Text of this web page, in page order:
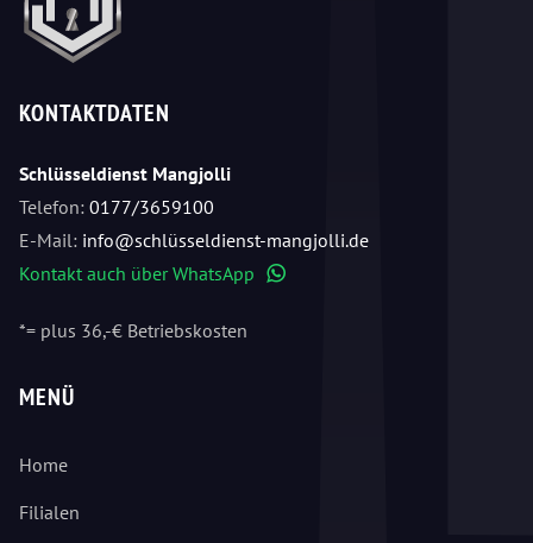
KONTAKTDATEN
Schlüsseldienst Mangjolli
Telefon: 0177/3659100
E-Mail: info@schlüsseldienst-mangjolli.de
Kontakt auch über WhatsApp
*= plus 36,-€ Betriebskosten
MENÜ
Home
Filialen